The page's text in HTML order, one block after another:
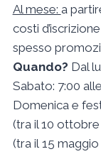
Al mese: a
costi
spesso
Quando? Dal
Sabato: 7:00
Domenica e
(tra il 10 ottobre
(tra il 15